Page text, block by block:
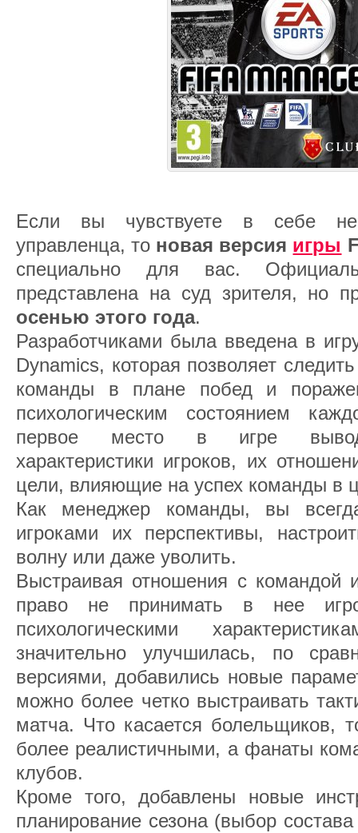
Если вы чувствуете в себе
управленца, то новая версия игры
специально для вас.
представлена на суд зрителя, но
осенью этого года.
Разработчиками была введена в
Dynamics, которая позволяет
команды в плане побед и
психологическим состоянием
первое место в игре
характеристики игроков, их
цели, влияющие на успех команды в
Как менеджер команды, вы
игроками их перспективы,
волну или даже уволить.
Выстраивая отношения с
право не принимать в нее
психологическими
значительно улучшилась, по
версиями, добавились новые
можно более четко выстраивать
матча. Что касается болельщиков,
более реалистичными, а фанаты
клубов.
Кроме того, добавлены новые
планирование сезона (выбор